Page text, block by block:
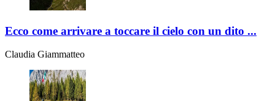
Ecco come arrivare a toccare il cielo con un dito ...
Claudia Giammatteo